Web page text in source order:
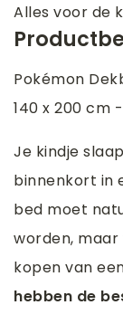
Alles voor de
Pokémon
140 x 200 cm
Je kindje
binnenkort in
bed moet
worden,
kopen van
hebben de